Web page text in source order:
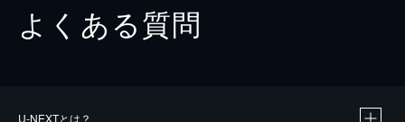
よくある質問
U-NEXTとは？